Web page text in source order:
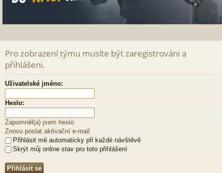
Pro zobrazení týmu musíte být zaregistrováni a
přihlášeni.
Uživatelské jméno:
Heslo:
Zapomněl(a) jsem heslo
Znovu poslat aktivační e-mail
Přihlásit mě automaticky při každé návštěvě
Skrýt můj online stav pro toto přihlášení